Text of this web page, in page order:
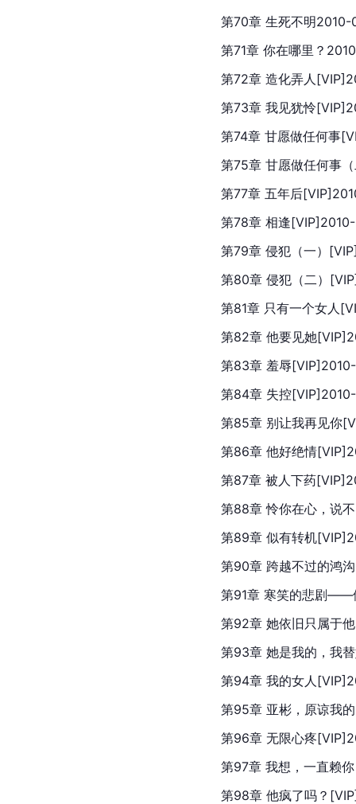
第70章 生死不明2010-
第71章 你在哪里？
第72章 造化弄人
第73章 我见犹怜
第74章 甘愿做任何事
第75章 甘愿做任何事
第77章 五年后
第78章 相逢
第79章 侵犯（一）
第80章 侵犯（二）
第81章 只有一个女人
第82章 他要见她
第83章 羞辱
第84章 失控
第85章 别让我再见你
第86章 他好绝情
第87章 被人下药
第88章 怜你在心，说
第89章 似有转机
第90章 跨越不过的鸿
第91章 寒笑的悲剧
第92章 她依旧只属于
第93章 她是我的，我
第94章 我的女人
第95章 亚彬，原谅我
第96章 无限心疼
第97章 我想，一直赖
第98章 他疯了吗？